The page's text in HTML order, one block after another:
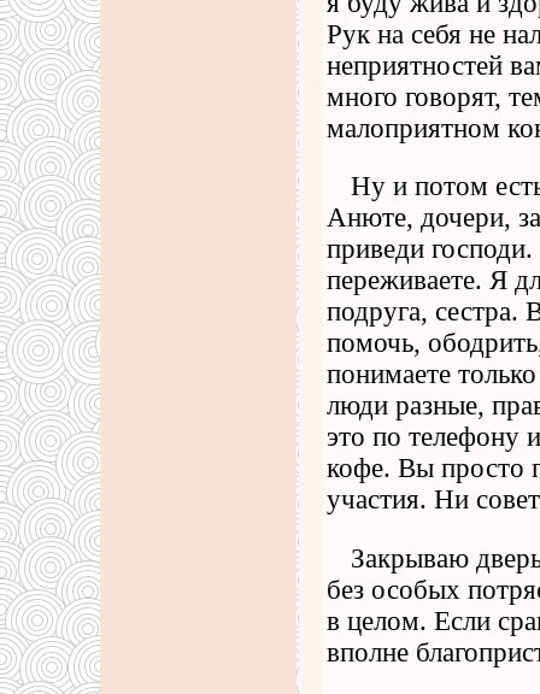
Рук на себя не
неприятностей
много говорят,
малоприятном
Ну и потом
Анюте, дочери,
приведи
переживаете. Я
подруга, сестра.
помочь,
понимаете
люди разные,
это по телефону
кофе. Вы просто
участия. Ни
Закрываю
без особых
в целом. Если
вполне